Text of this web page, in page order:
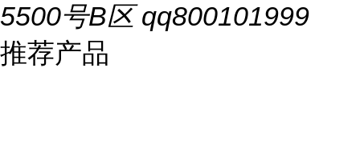
5500号B区 qq800101999
推荐产品